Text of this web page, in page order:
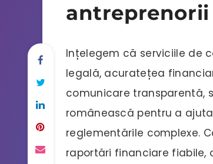
Ințelegem că serviciile de
legală, acuratețea
comunicare transparentă,
românească pentru a
reglementările complexe.
raportări financiare fiabile,